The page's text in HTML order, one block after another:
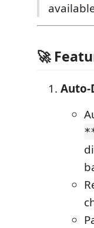
🚀
Auto-